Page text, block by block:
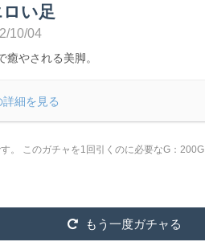
い足
10/04
癒やされる美脚。
詳細を見る
。 このガチャを1回引くのに必要なG：200G
もう一度ガチャる